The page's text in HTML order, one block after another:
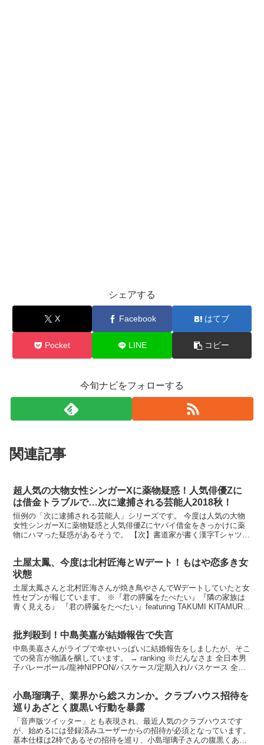
シェアする
X Facebook はてブ
Pocket LINE コピー
今旬ナビをフォローする
関連記事
超人気の大物女性シンガーXに薬物疑惑！人気俳優Zに
は借金トラブルで…次に逮捕される芸能人2018秋！
恒例の「次に逮捕される芸能人」シリーズです。 今度は人気の大物
女性シンガーXに薬物疑惑と人気俳優Zにヤバイ借金をきっかけに薬
物にハマった疑惑があるそうで。 【次】書道家が書く漢字Tシャツ
土屋太鳳、今度は北村匠海とWデート！もはや恋多き女
状態
土屋太鳳さんと北村匠海さんが焼き鳥やさんでWデートしていたと女
性セブンが報じています。 ※『君の膵臓をたべたい』『隣の家族は
青く見える』 『君の膵臓をたべたい』featuring TAKUMI KITAMURA
批判殺到！中島美嘉が結婚報告で失言
中島美嘉さんがライブで幸せいっぱいに結婚報告をしましたが、そこ
での発言が物議を醸しています。 → ranking ※だんなさま 全日本男
子バレーボール/龍神NIPPON/パスケース/定期入れ/パスケース 全日
小島瑠璃子、業界から総スカンか。クラブハウス招待を
巡りあざとく腹黒い行動を暴露
「音声版ツイッター」とも表現され、最近人気のクラブハウスです
が、始めるには登録済みユーザーからの招待が必須となっています。
基本仕様は2枠であるその招待を巡り、小島瑠璃子さんの腹黒くあざ